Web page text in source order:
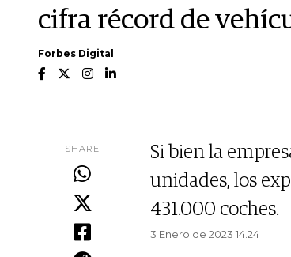
cifra récord de
Forbes Digital
SHARE
Si bien la
unidades, los
431.000 coches.
3 Enero de 2023 14.24